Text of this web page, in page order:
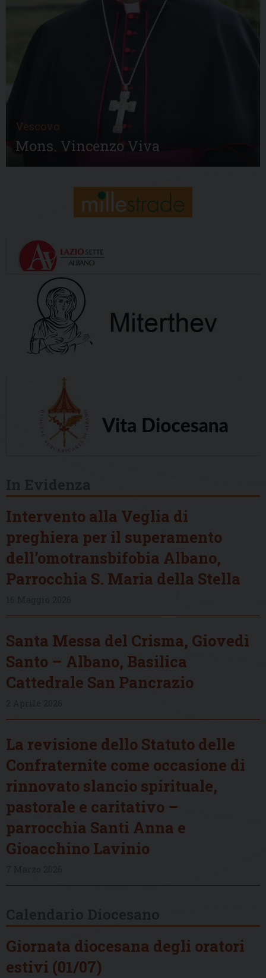
Vescovo
Mons. Vincenzo Viva
Intervento alla Veglia di
preghiera per il superamento
dell’omotransbifobia Albano,
Parrocchia S. Maria della Stella
Santa Messa del Crisma, Giovedì
Santo – Albano, Basilica
Cattedrale San Pancrazio
La revisione dello Statuto delle
Confraternite come occasione di
rinnovato slancio spirituale,
pastorale e caritativo –
parrocchia Santi Anna e
Gioacchino Lavinio
Giornata diocesana degli oratori
estivi (01/07)